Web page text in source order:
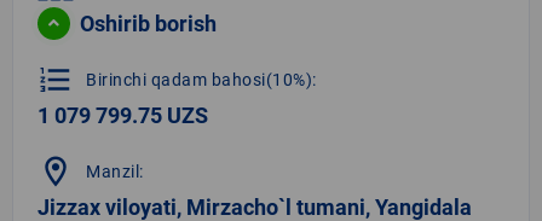
Oshirib borish
format_list_numbered Birinchi qadam bahosi(10%):
1 079 799.75 UZS
location_on Manzil:
Jizzax viloyati, Mirzacho`l tumani, Yangidala